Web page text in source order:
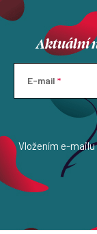
Aktuální
E-mail
Vložením e-